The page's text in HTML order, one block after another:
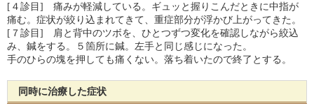
[４診目] 痛みが軽減している。ギュッと握りこんだときに中指が
痛む。症状が絞り込まれてきて、重症部分が浮かび上がってきた。
[７診目] 肩と背中のツボを、ひとつずつ変化を確認しながら絞込
み、鍼をする。５箇所に鍼。左手と同じ感じになった。
手のひらの塊を押しても痛くない。落ち着いたので終了とする。
同時に治療した症状